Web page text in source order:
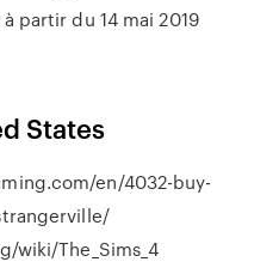
partir du 14 mai 2019
States
en/4032-buy-
wiki/The_Sims_4